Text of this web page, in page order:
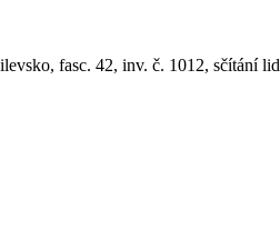
fasc. 42, inv. č. 1012, sčítání